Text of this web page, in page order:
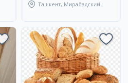
Ташкент, Мирабадский